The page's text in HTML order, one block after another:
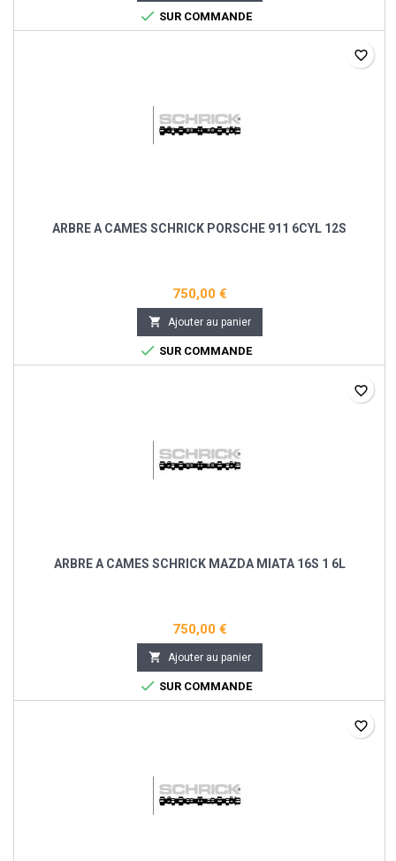
 SUR COMMANDE
ARBRE A CAMES SCHRICK PORSCHE 911 6CYL 12S
750,00 €
 Ajouter au panier
 SUR COMMANDE
favorite_border
ARBRE A CAMES SCHRICK MAZDA MIATA 16S 1 6L
750,00 €
 Ajouter au panier
 SUR COMMANDE
favorite_border
favorite_border